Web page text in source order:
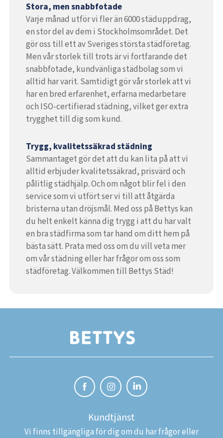
Stora, men snabbfotade
Varje månad utför vi fler än 6000 städuppdrag,
en stor del av dem i Stockholmsområdet. Det
gör oss till ett av Sveriges största städföretag.
Men vår storlek till trots är vi fortfarande det
snabbfotade, kundvänliga städbolag som vi
alltid har varit. Samtidigt gör vår storlek att vi
har en bred erfarenhet, erfarna medarbetare
och ISO-certifierad städning, vilket ger extra
trygghet till dig som kund.
Trygg, kvalitetssäkrad städning
Sammantaget gör det att du kan lita på att vi
alltid erbjuder kvalitetssäkrad, prisvärd och
pålitlig städhjälp. Och om något blir fel i den
service som vi utfört ser vi till att åtgärda
bristerna utan dröjsmål. Med oss på Bettys kan
du helt enkelt känna dig trygg i att du har valt
en bra städfirma som tar hand om ditt hem på
bästa sätt. Prata med oss om du vill veta mer
om vår städning eller har frågor om oss som
städföretag. Välkommen till Bettys Städ!
Kundtjänst
Vi finns tillgängliga för dig om du har frågor eller